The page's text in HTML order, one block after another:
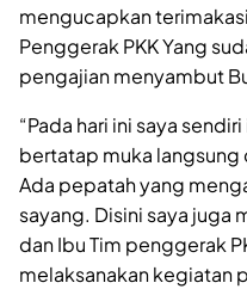
mengucapkan
Penggerak PKK Yang
pengajian menyambut
“Pada hari ini saya
bertatap muka
Ada pepatah yang
sayang. Disini saya juga
dan Ibu Tim penggerak
melaksanakan kegiatan